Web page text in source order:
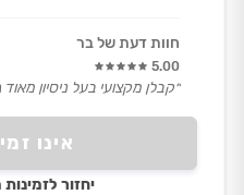
אינו
יחזור לזמינות
חוות דעת של בר
5.00
״קבלן מקצועי בעל ניסיון מאוד